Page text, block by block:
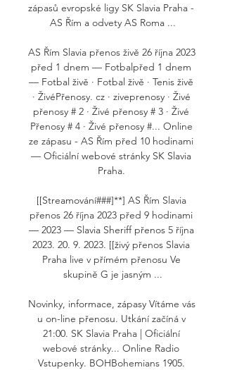
zápasů evropské ligy SK Slavia Praha -
AS Řím a odvety AS Roma ...
AS Řím Slavia přenos živě 26 října 2023
před 1 dnem — Fotbalpřed 1 dnem
— Fotbal živě · Fotbal živě · Tenis živě
· ŽivéPřenosy. cz · ziveprenosy · Živé
přenosy # 2 · Živé přenosy # 3 · Živé
Přenosy # 4 · Živé přenosy #... Online
ze zápasu - AS Řím před 10 hodinami
— Oficiální webové stránky SK Slavia
Praha.
[[Streamování###]**] AS Řím Slavia
přenos 26 října 2023 před 9 hodinami
— 2023 — Slavia Sheriff přenos 5 října
2023. 20. 9. 2023. [[živý přenos Slavia
Praha live v přímém přenosu Ve
skupině G je jasným ...
Novinky, informace, zápasy Vítáme vás
u on-line přenosu. Utkání začíná v
21:00. SK Slavia Praha | Oficiální
webové stránky... Online Radio
Vstupenky. BOHBohemians 1905.